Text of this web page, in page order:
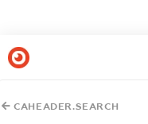
CAHEADER.SEARCH